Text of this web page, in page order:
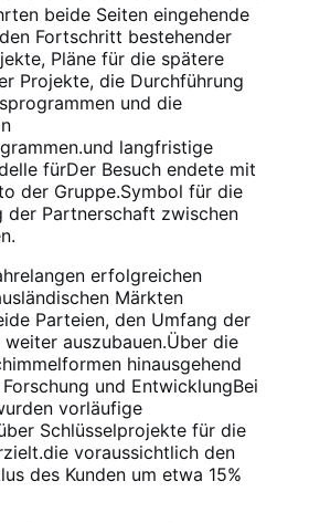
beide Seiten eingehende
Fortschritt bestehender
Pläne für die spätere
Projekte, die Durchführung
und die
langfristige
fürDer Besuch endete mit
der Gruppe.Symbol für die
der Partnerschaft zwischen
erfolgreichen
Märkten
Parteien, den Umfang der
auszubauen.Über die
hinausgehend
und EntwicklungBei
vorläufige
Schlüsselprojekte für die
voraussichtlich den
des Kunden um etwa 15%